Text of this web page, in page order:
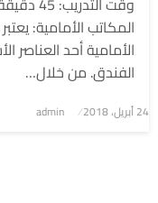
المكاتب الأمامية:
الأمامية أحد
الفندق. من خلال…
نُشر
24 أبريل، 2018 admin